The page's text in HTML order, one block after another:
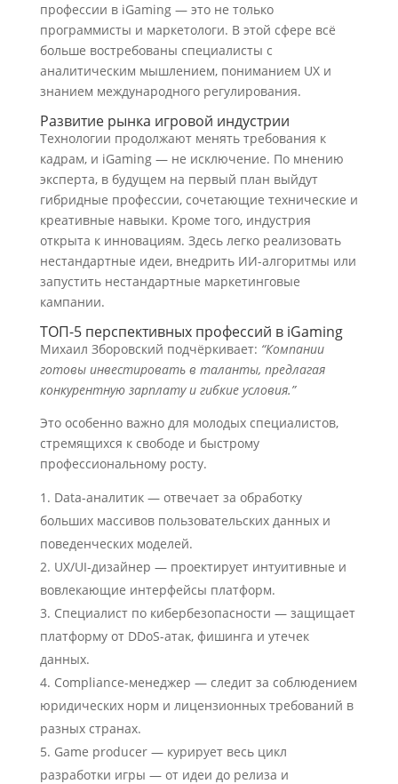
профессии в iGaming — это не только
программисты и маркетологи. В этой сфере всё
больше востребованы специалисты с
аналитическим мышлением, пониманием UX и
знанием международного регулирования.
Развитие рынка игровой индустрии
Технологии продолжают менять требования к
кадрам, и iGaming — не исключение. По мнению
эксперта, в будущем на первый план выйдут
гибридные профессии, сочетающие технические и
креативные навыки. Кроме того, индустрия
открыта к инновациям. Здесь легко реализовать
нестандартные идеи, внедрить ИИ-алгоритмы или
запустить нестандартные маркетинговые
кампании.
ТОП-5 перспективных профессий в iGaming
Михаил Зборовский подчёркивает: “Компании
готовы инвестировать в таланты, предлагая
конкурентную зарплату и гибкие условия.”
Это особенно важно для молодых специалистов,
стремящихся к свободе и быстрому
профессиональному росту.
Data-аналитик — отвечает за обработку
больших массивов пользовательских данных и
поведенческих моделей.
UX/UI-дизайнер — проектирует интуитивные и
вовлекающие интерфейсы платформ.
Специалист по кибербезопасности — защищает
платформу от DDoS-атак, фишинга и утечек
данных.
Compliance-менеджер — следит за соблюдением
юридических норм и лицензионных требований в
разных странах.
Game producer — курирует весь цикл
разработки игры — от идеи до релиза и